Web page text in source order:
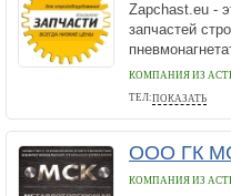
Zapchast.eu -
запчастей
КОМПАНИЯ ИЗ
ТЕЛ:ПОКАЗАТЬ
9649134019
ООО ГК
КОМПАНИЯ ИЗ